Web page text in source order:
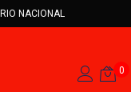
NACIONAL
0